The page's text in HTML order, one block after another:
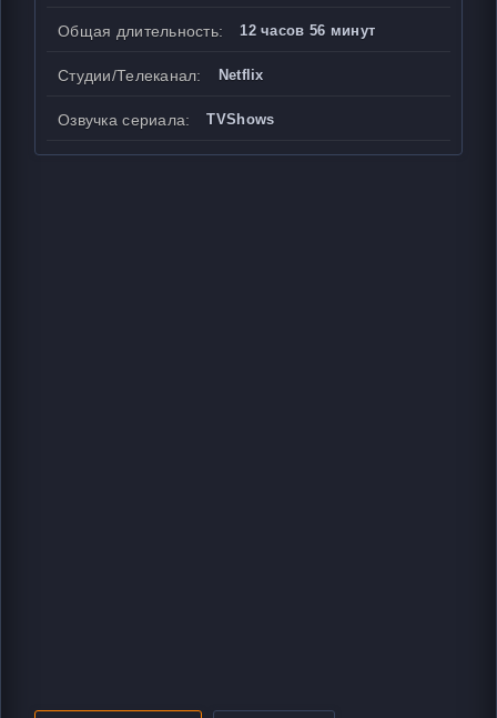
Общая длительность: 12 часов 56 минут
Студии/Телеканал: Netflix
Озвучка сериала: TVShows